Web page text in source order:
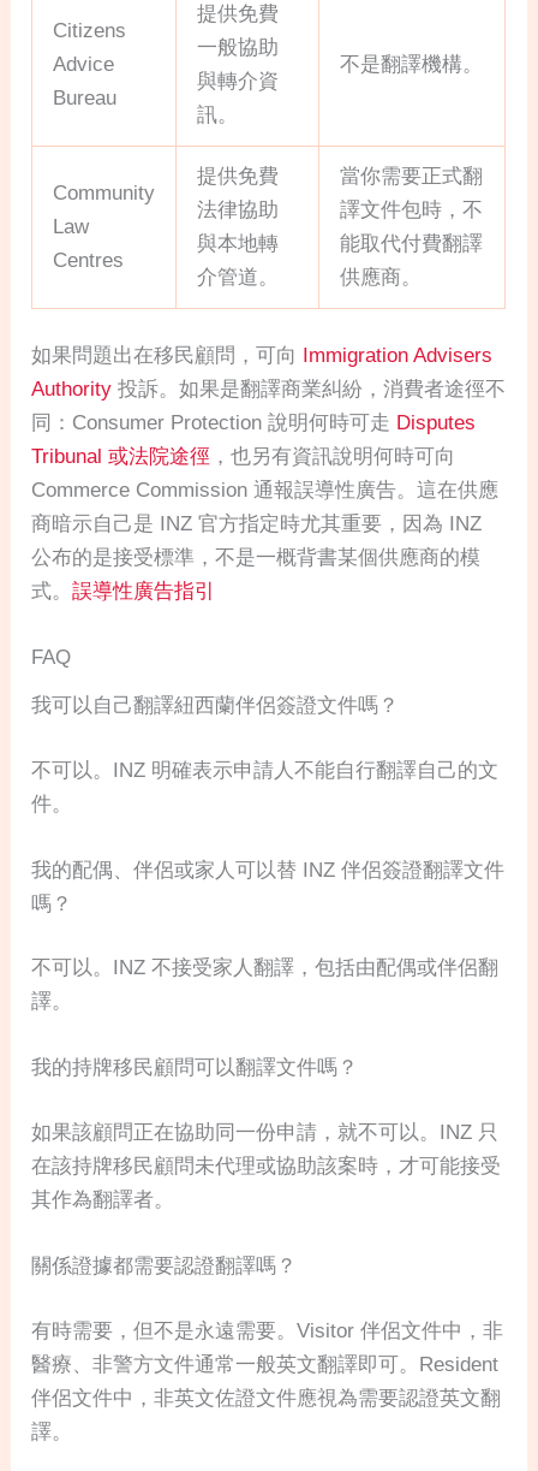
Citizens
Advice
Bureau
提供免費
一般協助
與轉介資
訊。
不是翻譯機構。
Community
Law
Centres
提供免費
法律協助
與本地轉
介管道。
當你需要正式翻
譯文件包時，不
能取代付費翻譯
供應商。
如果問題出在移民顧問，可向 Immigration Advisers
Authority 投訴。如果是翻譯商業糾紛，消費者途徑不
同：Consumer Protection 說明何時可走 Disputes
Tribunal 或法院途徑 ，也另有資訊說明何時可向
Commerce Commission 通報誤導性廣告。這在供應
商暗示自己是 INZ 官方指定時尤其重要，因為 INZ
公布的是接受標準，不是一概背書某個供應商的模
式。誤導性廣告指引
FAQ
我可以自己翻譯紐西蘭伴侶簽證文件嗎？
不可以。INZ 明確表示申請人不能自行翻譯自己的文
件。
我的配偶、伴侶或家人可以替 INZ 伴侶簽證翻譯文件
嗎？
不可以。INZ 不接受家人翻譯，包括由配偶或伴侶翻
譯。
我的持牌移民顧問可以翻譯文件嗎？
如果該顧問正在協助同一份申請，就不可以。INZ 只
在該持牌移民顧問未代理或協助該案時，才可能接受
其作為翻譯者。
關係證據都需要認證翻譯嗎？
有時需要，但不是永遠需要。Visitor 伴侶文件中，非
醫療、非警方文件通常一般英文翻譯即可。Resident
伴侶文件中，非英文佐證文件應視為需要認證英文翻
譯。